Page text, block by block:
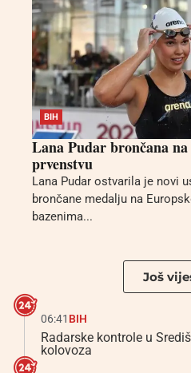
BIH
Lana Pudar brončana
prvenstvu
Lana Pudar ostvarila je novi
brončane medalju na
bazenima...
Još
06:41 BIH
Radarske kontrole u
kolovoza